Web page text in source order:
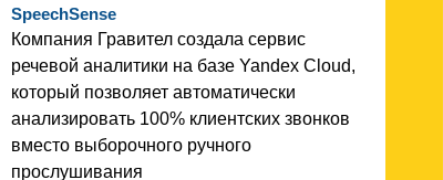
SpeechSense
Компания Гравител создала сервис
речевой аналитики на базе Yandex Cloud,
который позволяет автоматически
анализировать 100% клиентских звонков
вместо выборочного ручного
прослушивания